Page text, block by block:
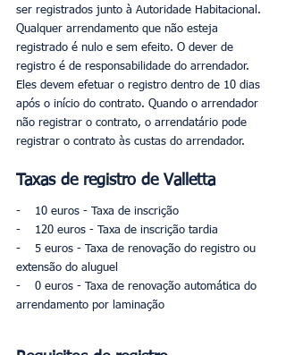
ser registrados junto à Autoridade Habitacional.
Qualquer arrendamento que não esteja
registrado é nulo e sem efeito. O dever de
registro é de responsabilidade do arrendador.
Eles devem efetuar o registro dentro de 10 dias
após o início do contrato. Quando o arrendador
não registrar o contrato, o arrendatário pode
registrar o contrato às custas do arrendador.
Taxas de registro de Valletta
-    10 euros - Taxa de inscrição
-    120 euros - Taxa de inscrição tardia
-    5 euros - Taxa de renovação do registro ou
extensão do aluguel
-    0 euros - Taxa de renovação automática do
arrendamento por laminação